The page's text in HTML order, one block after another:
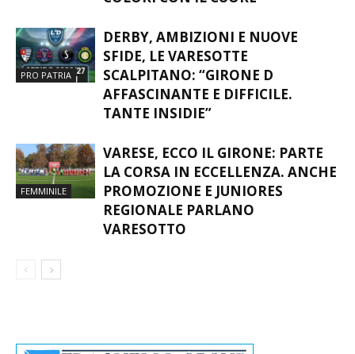
PRO PATRIA
DERBY, AMBIZIONI E NUOVE
SFIDE, LE VARESOTTE
SCALPITANO: “GIRONE D
AFFASCINANTE E DIFFICILE.
TANTE INSIDIE”
FEMMINILE
VARESE, ECCO IL GIRONE: PARTE
LA CORSA IN ECCELLENZA. ANCHE
PROMOZIONE E JUNIORES
REGIONALE PARLANO
VARESOTTO